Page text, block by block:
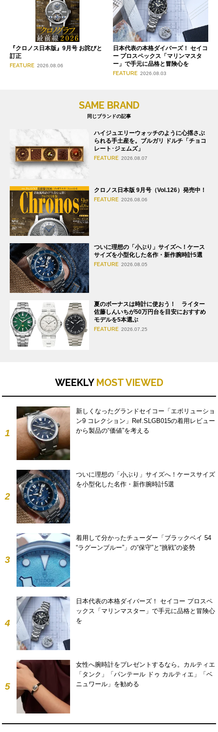
『クロノス日本版』9月号 お詫びと
訂正
FEATURE 2026.08.06
日本代表の本格ダイバーズ！ セイコ
ー プロスペックス「マリンマスタ
ー」で手元に品格と冒険心を
FEATURE 2026.08.03
SAME BRAND
同じブランドの記事
ハイジュエリーウォッチのように心揺さぶ
られる手土産を。ブルガリ ドルチ「チョコ
レート･ジェムズ」
FEATURE 2026.08.07
クロノス日本版 9月号（Vol.126）発売中！
FEATURE 2026.08.06
ついに理想の「小ぶり」サイズへ！ケース
サイズを小型化した名作・新作腕時計5選
FEATURE 2026.08.05
夏のボーナスは時計に使おう！ ライター
佐藤しんいちが50万円台を目安におすすめ
モデルを5本選ぶ
FEATURE 2026.07.25
WEEKLY MOST VIEWED
1
新しくなったグランドセイコー「エボリューショ
ン9 コレクション」Ref.SLGB015の着用レビュー
から製品の“価値”を考える
2
ついに理想の「小ぶり」サイズへ！ケースサイズ
を小型化した名作・新作腕時計5選
3
着用して分かったチューダー「ブラックベイ 54
“ラグーンブルー”」の“保守”と“挑戦”の姿勢
4
日本代表の本格ダイバーズ！ セイコー プロスペ
ックス「マリンマスター」で手元に品格と冒険心
を
5
女性へ腕時計をプレゼントするなら。カルティエ
「タンク」「パンテール ドゥ カルティエ」「ベ
ニュワール」を勧める